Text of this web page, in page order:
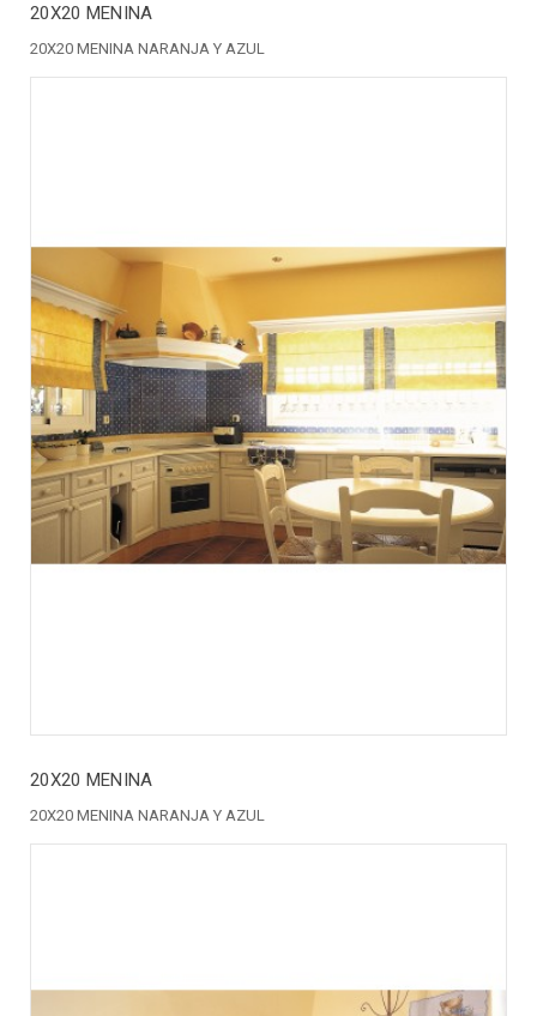
20X20 MENINA
20X20 MENINA NARANJA Y AZUL
20X20 MENINA
20X20 MENINA NARANJA Y AZUL